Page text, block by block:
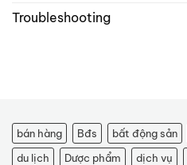
Troubleshooting
bán hàng Bđs bất động sản
du lịch
Dược phẩm dịch vụ